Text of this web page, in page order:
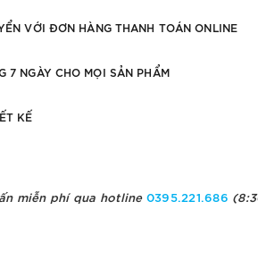
VỚI ĐƠN HÀNG THANH TOÁN ONLINE
7 NGÀY CHO MỌI SẢN PHẨM
KẾ
miễn phí qua hotline 0395.221.686